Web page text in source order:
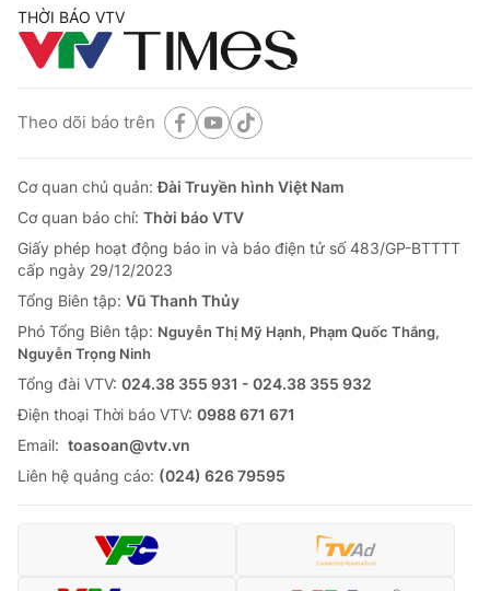
THỜI BÁO VTV
Theo dõi báo trên
Cơ quan chủ quản:Đài Truyền hình Việt Nam
Cơ quan báo chí: Thời báo VTV
Giấy phép hoạt động báo in và báo điện tử số 483/GP-BTTTT
cấp ngày 29/12/2023
Tổng Biên tập: Vũ Thanh Thủy
Phó Tổng Biên tập: Nguyễn Thị Mỹ Hạnh, Phạm Quốc Thắng,
Nguyễn Trọng Ninh
Tổng đài VTV: 024.38 355 931 - 024.38 355 932
Ðiện thoại Thời báo VTV: 0988 671 671
Email: toasoan@vtv.vn
Liên hệ quảng cáo: (024) 626 79595